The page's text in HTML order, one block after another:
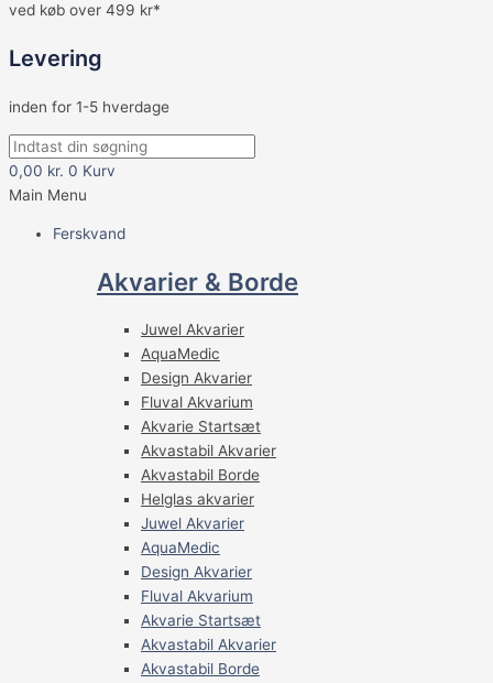
ved køb over 499 kr*
Levering
inden for 1-5 hverdage
0,00 kr. 0 Kurv
Main Menu
Ferskvand
Akvarier & Borde
Juwel Akvarier
AquaMedic
Design Akvarier
Fluval Akvarium
Akvarie Startsæt
Akvastabil Akvarier
Akvastabil Borde
Helglas akvarier
Juwel Akvarier
AquaMedic
Design Akvarier
Fluval Akvarium
Akvarie Startsæt
Akvastabil Akvarier
Akvastabil Borde